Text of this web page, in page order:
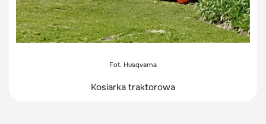
Fot. Husqvarna
Kosiarka traktorowa